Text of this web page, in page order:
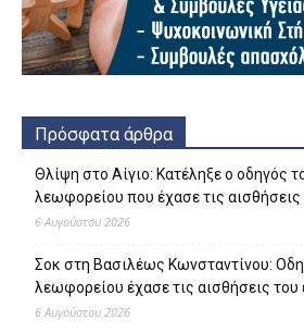
Πρόσφατα άρθρα
Θλίψη στο Αίγιο: Κατέληξε ο οδηγός
λεωφορείου που έχασε τις
6 Αυγούστου 2026
Σοκ στη Βασιλέως Κωνσταντίνου:
λεωφορείου έχασε τις αισθήσεις
6 Αυγούστου 2026